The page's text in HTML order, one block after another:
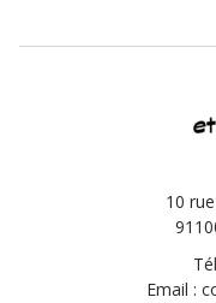
10
Email :